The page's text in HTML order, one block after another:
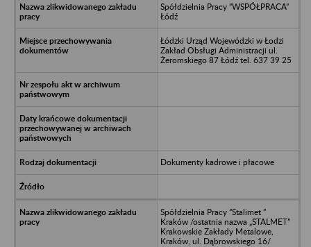
Spółdzielnia Pracy ”WSPÓŁPRACA”
Łódź
Łódzki Urząd Wojewódzki w Łodzi
Zakład Obsługi Administracji ul.
Żeromskiego 87 Łódź tel. 637 39 25
Dokumenty kadrowe i płacowe
Spółdzielnia Pracy ”Stalimet ”
Kraków /ostatnia nazwa „STALMET”
Krakowskie Zakłady Metalowe,
Kraków, ul. Dąbrowskiego 16/